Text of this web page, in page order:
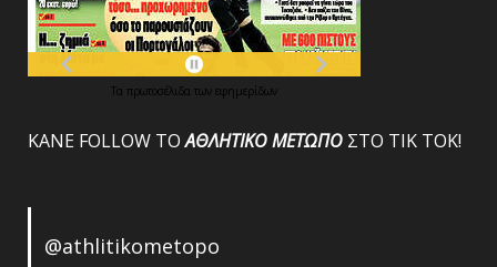
Τα πρωτοσέλιδα των εφημερίδων
ΚΑΝΕ FOLLOW ΤΟΑΘΛΗΤΙΚΟΜΕΤΩΠΟ ΣΤΟ ΤΙΚ ΤΟΚ!
@athlitikometopo